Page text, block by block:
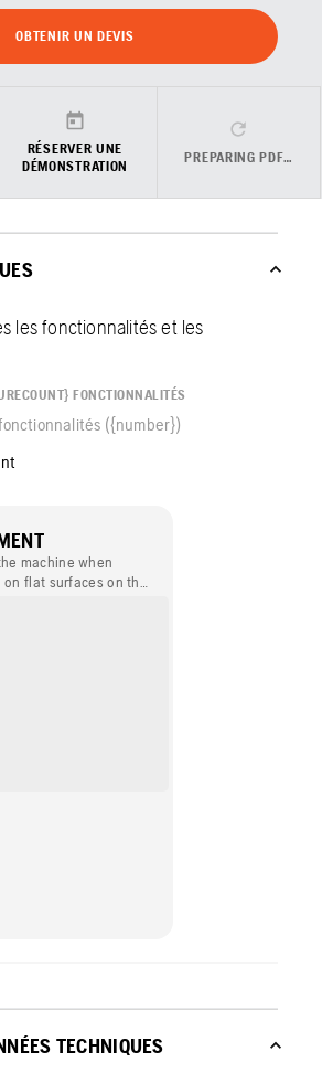
OBTENIR UN DEVIS
RÉSERVER UNE
DÉMONSTRATION
PREPARING PDF…
les fonctionnalités et les
FONCTIONNALITÉS
({number})
machine when
flat surfaces on the
TECHNIQUES